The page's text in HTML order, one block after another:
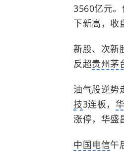
3560亿元。
下新高，收
新股、次新
反超贵州茅
油气股逆势
技3连板，
涨停，华盛
中国电信午